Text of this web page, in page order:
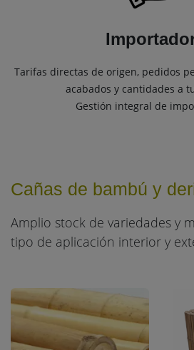
Tarifas directas de origen, pedidos
acabados y cantidades a
Gestión integral de
Cañas de bambú y
Amplio stock de variedades y
tipo de aplicación interior y